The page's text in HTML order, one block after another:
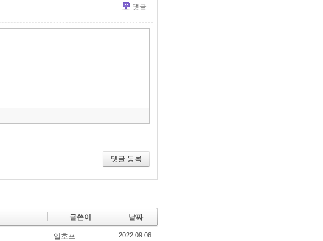
댓글
뛰
댓글 등록
글쓴이 날짜
엘호프 2022.09.06